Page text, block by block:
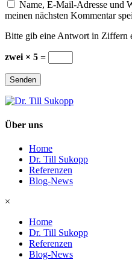
Name, E-Mail-Adresse und
meinen nächsten Kommentar
Bitte gib eine Antwort in Ziffern
zwei × 5 =
Senden
Über uns
Home
Dr. Till Sukopp
Referenzen
Blog-News
×
Home
Dr. Till Sukopp
Referenzen
Blog-News